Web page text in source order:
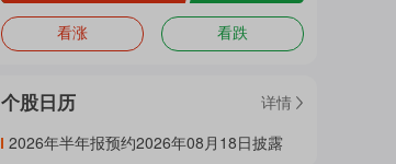
看涨 看跌
个股日历
详情
2026年半年报预约2026年08月18日披露